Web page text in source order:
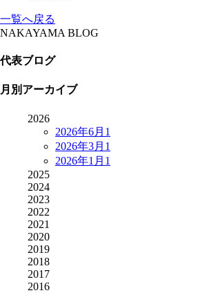
一覧へ戻る
NAKAYAMA BLOG
代表ブログ
月別アーカイブ
2026
2026年6月 1
2026年3月 1
2026年1月 1
2025
2024
2023
2022
2021
2020
2019
2018
2017
2016